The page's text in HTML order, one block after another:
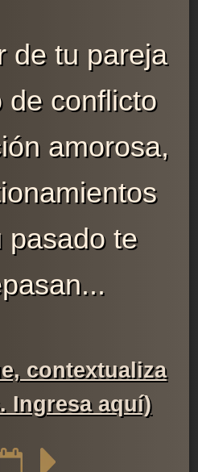
de tu pareja
de conflicto
amorosa,
pasado te
contextualiza
Ingresa aquí)